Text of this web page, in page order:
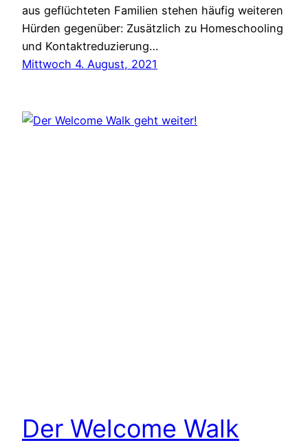
aus geflüchteten Familien stehen häufig weiteren
Hürden gegenüber: Zusätzlich zu Homeschooling
und Kontaktreduzierung…
Mittwoch 4. August, 2021
Der Welcome Walk